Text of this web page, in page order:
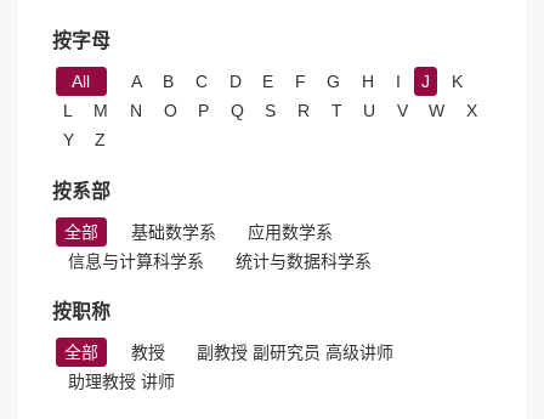
按字母
All A B C D E F G H I J
K
L
M N O P Q S R T U V W
X
Y
Z
按系部
全部 基础数学系
应用数学系
信息与计算科学系
统计与数据科学系
按职称
全部 教授
副教授 副研究员 高级讲师
助理教授 讲师